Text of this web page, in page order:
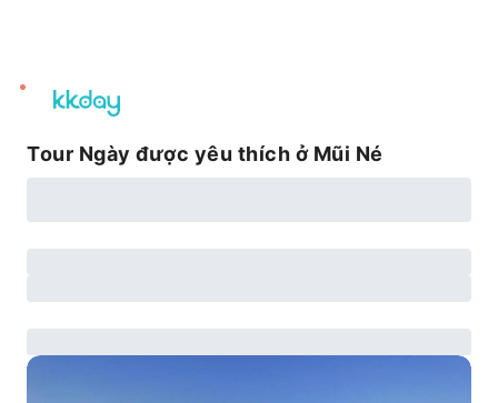
unread
notifications
Tour Ngày được yêu thích ở Mũi Né